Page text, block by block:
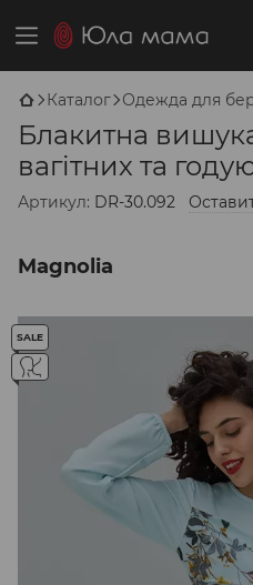
Каталог Одежда для
Блакитна
вагітних та
Артикул: DR-30.092
Magnolia
SALE